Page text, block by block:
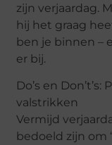
zijn verjaardag.
hij het graag
ben je binnen –
er bij.
Do’s en
valstrikken
Vermijd
bedoeld zijn om